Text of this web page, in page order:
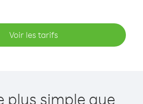
Voir les tarifs
plus simple que